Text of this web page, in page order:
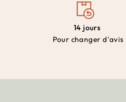
14 jours
Pour changer d'avis